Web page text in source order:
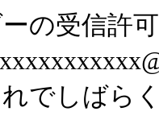
の受信許
でしばら